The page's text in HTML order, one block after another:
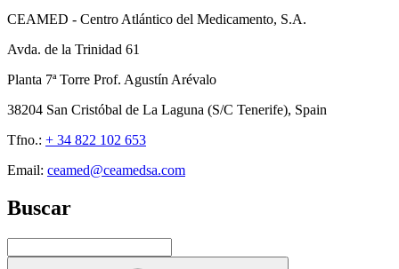
CEAMED - Centro Atlántico del Medicamento, S.A.
Avda. de la Trinidad 61
Planta 7ª Torre Prof. Agustín Arévalo
38204 San Cristóbal de La Laguna (S/C Tenerife), Spain
Tfno.: + 34 822 102 653
Email: ceamed@ceamedsa.com
Buscar
por: